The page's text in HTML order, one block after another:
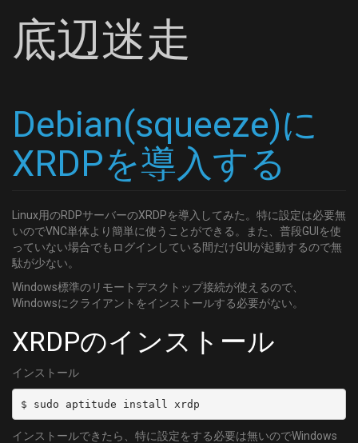
底辺迷走
Debian(squeeze)に
XRDPを導入する
Linux用のRDPサーバーのXRDPを導入してみた。特に設定は必要無
いのでVNC単体より簡単に使うことができる。また、普段GUIを使
っていない場合でもログインしている間だけGUIが起動するので無
駄が少ない。
Windows標準のリモートデスクトップ接続が使えるので、
Windowsにクライアントをインストールする必要がない。
XRDPのインストール
インストール
$ sudo aptitude install xrdp
インストールできたら、特に設定をする必要は無いのでWindows